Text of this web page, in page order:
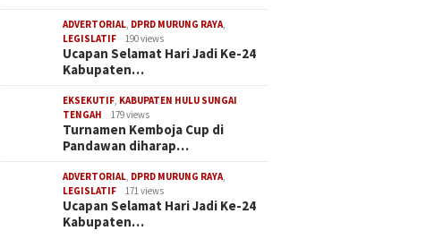
ADVERTORIAL, DPRD MURUNG RAYA,
LEGISLATIF
190 views
Ucapan Selamat Hari Jadi Ke-24
Kabupaten…
EKSEKUTIF, KABUPATEN HULU SUNGAI
TENGAH
179 views
Turnamen Kemboja Cup di
Pandawan diharap…
ADVERTORIAL, DPRD MURUNG RAYA,
LEGISLATIF
171 views
Ucapan Selamat Hari Jadi Ke-24
Kabupaten…